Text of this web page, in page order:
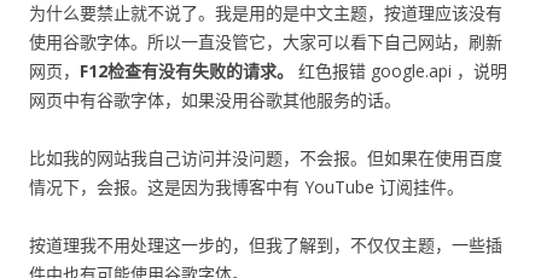
为什么要禁止就不说了。我是用的是中文主题，按道理应该没有
使用谷歌字体。所以一直没管它，大家可以看下自己网站，刷新
网页， F12检查有没有失败的请求。
红色报错 google.api ，说明
网页中有谷歌字体，如果没用谷歌其他服务的话。
比如我的网站我自己访问并没问题，不会报。但如果在使用百度
情况下，会报。这是因为我博客中有 YouTube 订阅挂件。
按道理我不用处理这一步的，但我了解到，不仅仅主题，一些插